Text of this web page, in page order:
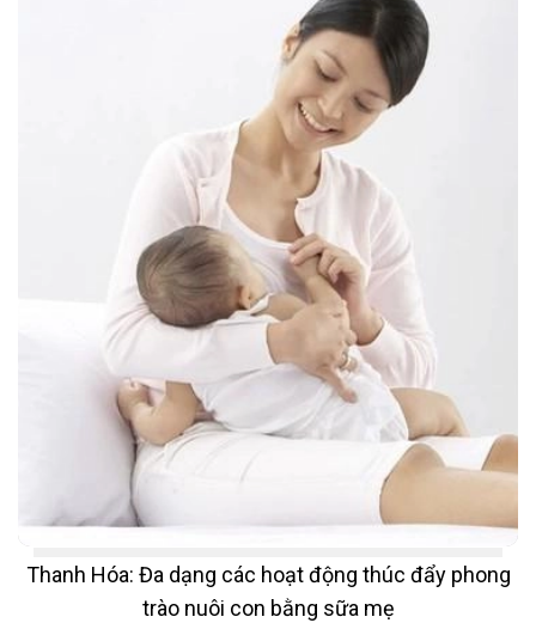
Thanh Hóa: Đa dạng các hoạt động thúc đẩy phong
trào nuôi con bằng sữa mẹ